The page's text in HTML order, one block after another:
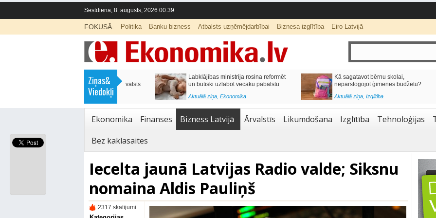
Sestdiena, 8. augusts, 2026 00:39
FOKUSĀ: Politika Banku bizness Atbalsts uzņēmējdarbībai Biznesa izglītība Eiro Latvijā
Ziņas&
Viedokļi
Labklājības ministrija rosina reformēt
un būtiski uzlabot vecāku pabalstu
Kā sagatavot bērnu skolai,
nepārslogojot ģimenes budžetu?
Aktuālā ziņa ,Izglītība
Septiņos mēnešos Vivi vilcienos
pārvadāti 12 miljoni pasažieru; jūlijā
97,4 % reisu izpildīti laikā
Aktuālā ziņa ,Bizness Latvijā,Tirdzniecība
Ekonomika Finanses Bizness Latvijā Ārvalstīs Likumdošana Izglītība Tehnoloģijas
Bez kaklasaites
Iecelta jaunā Latvijas Radio valde; Siksnu
nomaina Aldis Pauliņš
2317 skatījumi